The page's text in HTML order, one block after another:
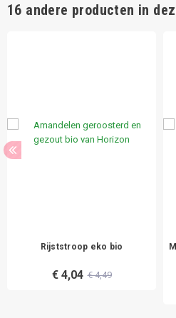
16 andere producten in
Rijststroop eko bio
€ 4,04 € 4,49